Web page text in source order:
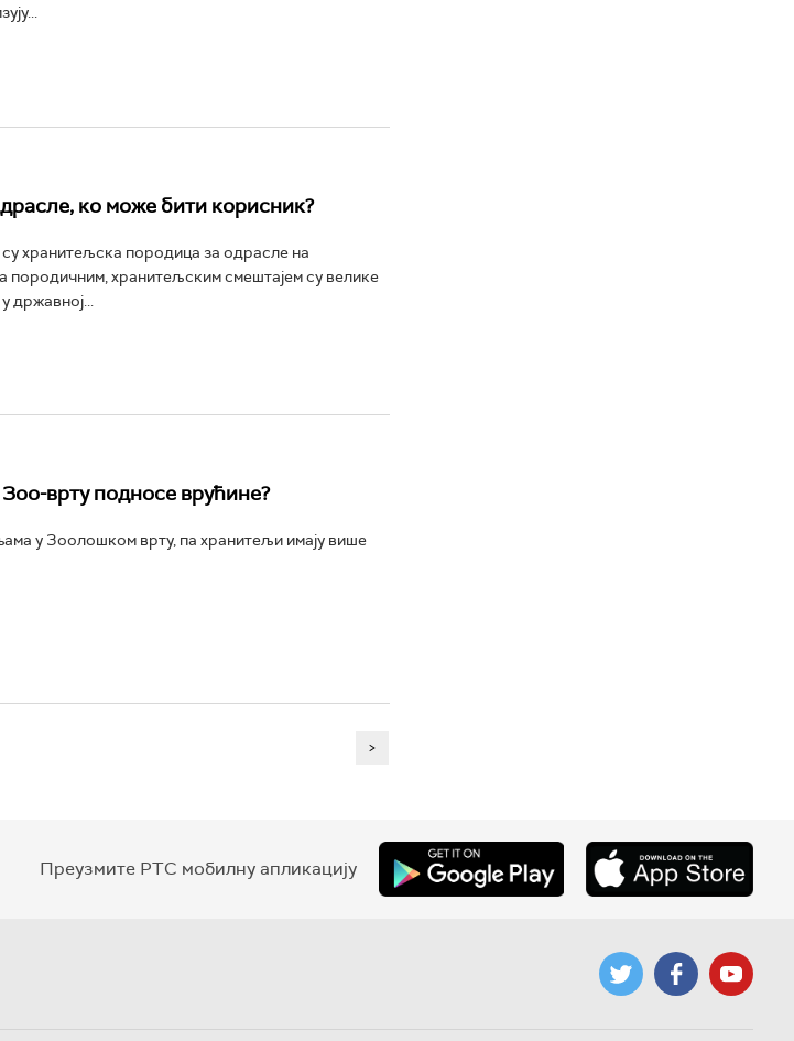
ко може бити корисник?
хранитељска породица за одрасле на
породичним, хранитељским смештајем су велике
државној...
врту подносе врућине?
у Зоолошком врту, па хранитељи имају више
>
Преузмите РТС мобилну апликацију